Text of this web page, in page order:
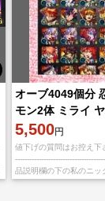
オーブ4049個分
モン2体 ミライ
生 御坂2体 アルセ
5,500円
値下げの質問はお控え下
品説明欄の下の私のニッ